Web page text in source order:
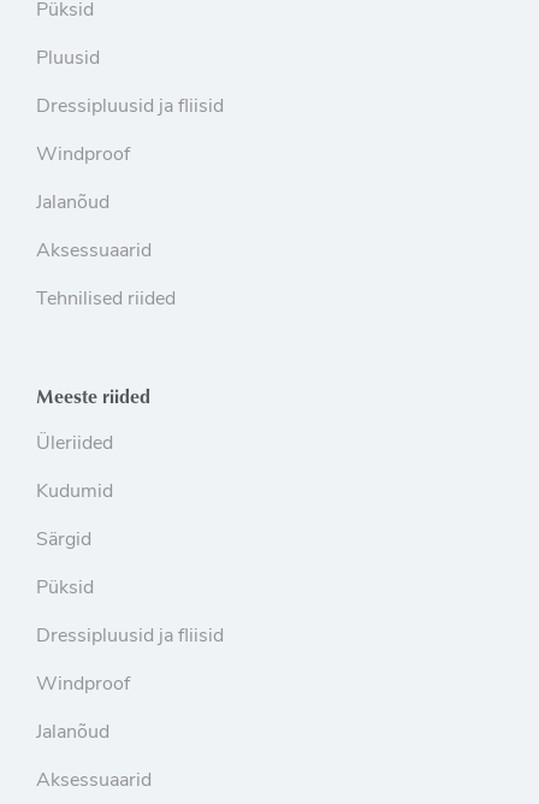
Püksid
Pluusid
Dressipluusid ja fliisid
Windproof
Jalanõud
Aksessuaarid
Tehnilised riided
Meeste riided
Üleriided
Kudumid
Särgid
Püksid
Dressipluusid ja fliisid
Windproof
Jalanõud
Aksessuaarid